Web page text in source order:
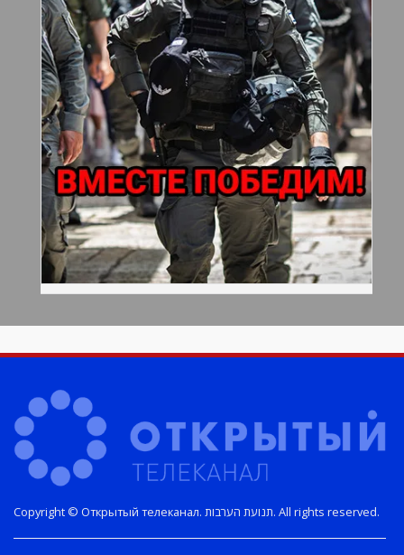
Copyright © Открытый телеканал. תנועת הערבות. All rights reserved.